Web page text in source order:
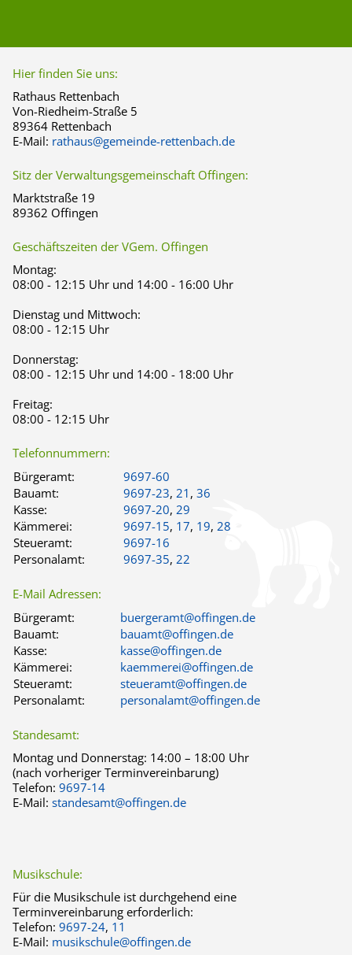
Hier finden Sie uns:
Rathaus Rettenbach
Von-Riedheim-Straße 5
89364 Rettenbach
E-Mail: rathaus@gemeinde-rettenbach.de
Sitz der Verwaltungsgemeinschaft Offingen:
Marktstraße 19
89362 Offingen
Geschäftszeiten der VGem. Offingen
Montag:
08:00 - 12:15 Uhr und 14:00 - 16:00 Uhr
Dienstag und Mittwoch:
08:00 - 12:15 Uhr
Donnerstag:
08:00 - 12:15 Uhr und 14:00 - 18:00 Uhr
Freitag:
08:00 - 12:15 Uhr
Telefonnummern:
Bürgeramt:
9697-60
Bauamt:
9697-23, 21 , 36
Kasse:
9697-20, 29
Kämmerei:
9697-15, 17, 19, 28
Steueramt:
9697-16
Personalamt:
9697-35, 22
E-Mail Adressen:
Bürgeramt:
buergeramt@offingen.de
Bauamt:
bauamt@offingen.de
Kasse:
kasse@offingen.de
Kämmerei:
kaemmerei@offingen.de
Steueramt:
steueramt@offingen.de
Personalamt:
personalamt@offingen.de
Standesamt:
Montag und Donnerstag: 14:00 – 18:00 Uhr
(nach vorheriger Terminvereinbarung)
Telefon: 9697-14
E-Mail: standesamt@offingen.de
Musikschule:
Für die Musikschule ist durchgehend eine
Terminvereinbarung erforderlich:
Telefon: 9697-24, 11
E-Mail: musikschule@offingen.de